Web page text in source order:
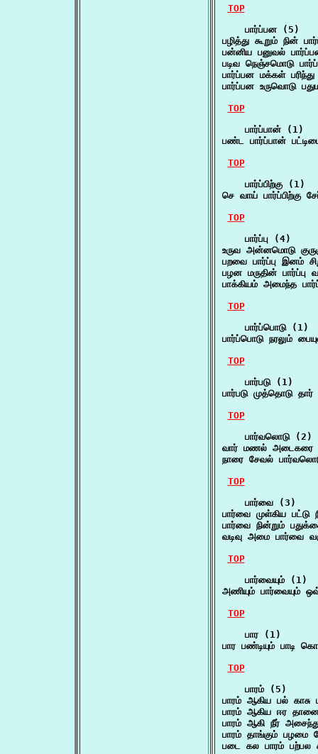
TOP
    பார்ப்பன (5)
பழித்து கூறும்
பன்னிய பனுவல்
படிவ நெஞ்சமொடு
பார்ப்பன மக்கள்
பார்ப்பன உருவொடு
TOP
    பார்ப்பான் (1)
பண்ட பார்ப்பான்
TOP
    பார்ப்பிற்கு (1)
செ வாய்
TOP
    பார்ப்பு (4)
உருவ அன்னமொடு
பறவை பார்ப்பு இனம்
பழன மருதின்
பாக்கியம் அமைந்த
TOP
    பார்ப்பொடு (1)
பார்ப்பொடு நரலும்
TOP
    பார்படு (1)
பார்படு முத்தொடு
TOP
    பார்வலொடு (2)
வார் மணல் அடைகரை
நாரை சேவல்
TOP
    பார்வை (3)
பார்வை முள்கிய
பார்வை நின்றும்
வடிவு அமை
TOP
    பார்வையும் (1)
அணியும்
TOP
    பார (1)
பார பண்டியும் பாடி
TOP
    பாரம் (5)
பாரம் ஆகிய பல்
பாரம் ஆகிய ஈர
பாரம் ஆகி நீர்
பாரம் தாங்கும்
படை கல பாரம் பற்பல